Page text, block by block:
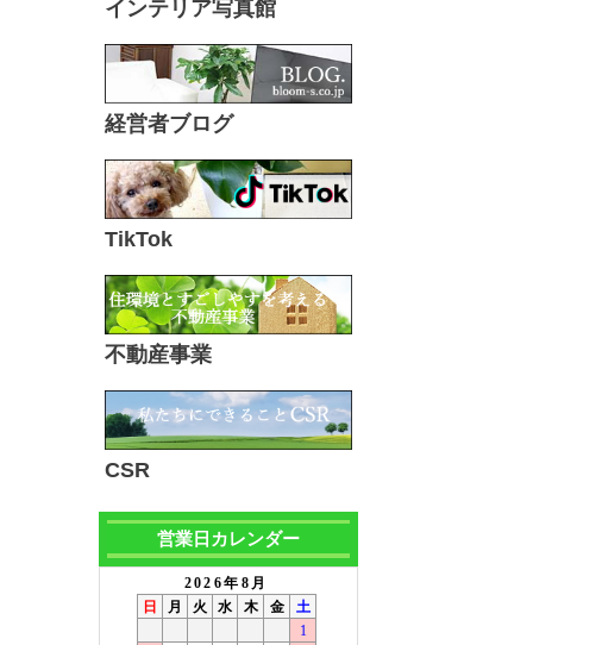
インテリア写真館
経営者ブログ
TikTok
不動産事業
CSR
営業日カレンダー